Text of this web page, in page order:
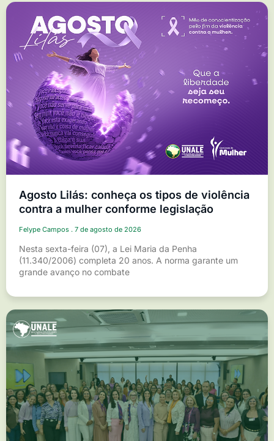
Agosto Lilás: conheça os tipos de violência
contra a mulher conforme legislação
Felype Campos 7 de agosto de 2026
Nesta sexta-feira (07), a Lei Maria da Penha
(11.340/2006) completa 20 anos. A norma garante um
grande avanço no combate